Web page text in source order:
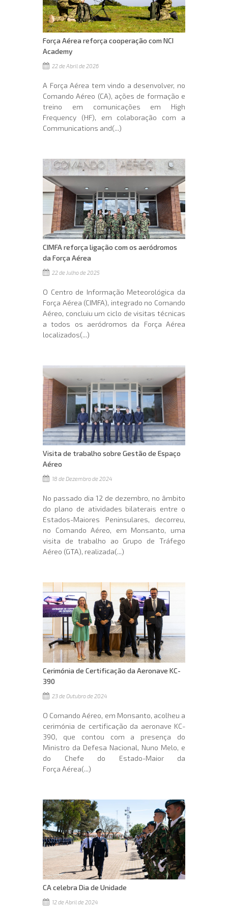
Força Aérea reforça cooperação com NCI
Academy
22 de Abril de 2026
A Força Aérea tem vindo a desenvolver, no
Comando Aéreo (CA), ações de formação e
treino em comunicações em High
Frequency (HF), em colaboração com a
Communications and(...)
CIMFA reforça ligação com os aeródromos
da Força Aérea
22 de Julho de 2025
O Centro de Informação Meteorológica da
Força Aérea (CIMFA), integrado no Comando
Aéreo, concluiu um ciclo de visitas técnicas
a todos os aeródromos da Força Aérea
localizados(...)
Visita de trabalho sobre Gestão de Espaço
Aéreo
18 de Dezembro de 2024
No passado dia 12 de dezembro, no âmbito
do plano de atividades bilaterais entre o
Estados-Maiores Peninsulares, decorreu,
no Comando Aéreo, em Monsanto, uma
visita de trabalho ao Grupo de Tráfego
Aéreo (GTA), realizada(...)
Cerimónia de Certificação da Aeronave KC-
390
23 de Outubro de 2024
O Comando Aéreo, em Monsanto, acolheu a
cerimónia de certificação da aeronave KC-
390, que contou com a presença do
Ministro da Defesa Nacional, Nuno Melo, e
do Chefe do Estado-Maior da
Força Aérea(...)
CA celebra Dia de Unidade
12 de Abril de 2024